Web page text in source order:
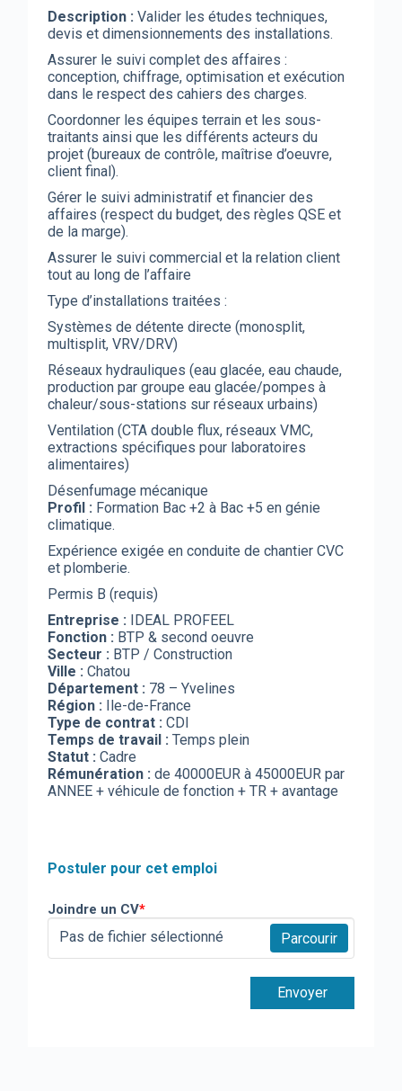
Description : Valider les études techniques,
devis et dimensionnements des installations.
Assurer le suivi complet des affaires :
conception, chiffrage, optimisation et exécution
dans le respect des cahiers des charges.
Coordonner les équipes terrain et les sous-
traitants ainsi que les différents acteurs du
projet (bureaux de contrôle, maîtrise d’oeuvre,
client final).
Gérer le suivi administratif et financier des
affaires (respect du budget, des règles QSE et
de la marge).
Assurer le suivi commercial et la relation client
tout au long de l’affaire
Type d’installations traitées :
Systèmes de détente directe (monosplit,
multisplit, VRV/DRV)
Réseaux hydrauliques (eau glacée, eau chaude,
production par groupe eau glacée/pompes à
chaleur/sous-stations sur réseaux urbains)
Ventilation (CTA double flux, réseaux VMC,
extractions spécifiques pour laboratoires
alimentaires)
Désenfumage mécanique
Profil : Formation Bac +2 à Bac +5 en génie
climatique.
Expérience exigée en conduite de chantier CVC
et plomberie.
Permis B (requis)
Entreprise : IDEAL PROFEEL
Fonction : BTP & second oeuvre
Secteur : BTP / Construction
Ville : Chatou
Département : 78 – Yvelines
Région : Ile-de-France
Type de contrat : CDI
Temps de travail : Temps plein
Statut : Cadre
Rémunération : de 40000EUR à 45000EUR par
ANNEE + véhicule de fonction + TR + avantage
Postuler pour cet emploi
Joindre un CV*
Pas de fichier sélectionné Parcourir
Envoyer